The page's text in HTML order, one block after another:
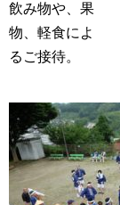
飲み物や、果
物、軽食によ
るご接待。